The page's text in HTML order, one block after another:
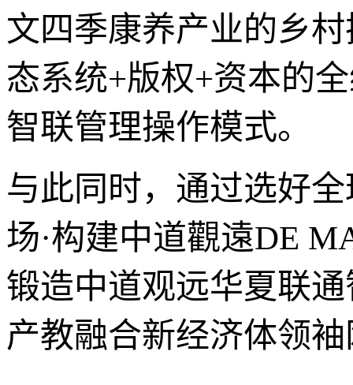
文四季康养产业的乡
态系统+版权+资本的
智联管理操作模式。
与此同时，通过选好
场·构建中道觀遠DE
锻造中道观远华夏联
产教融合新经济体领